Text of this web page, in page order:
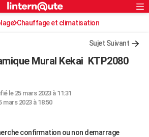
Rechercher
S'inscrire
Connexion
Chauffage et climatisation
Sujet Suivant
Mural Kekai KTP2080
le 25 mars 2023 à 11:31
mars 2023 à 18:50
confirmation ou non demarrage